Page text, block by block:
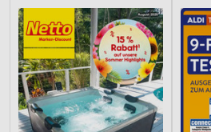
Funktional
Werbung